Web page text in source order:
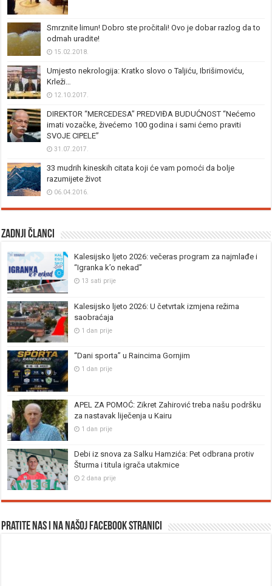
Smrznite limun! Dobro ste pročitali! Ovo je dobar razlog da to
odmah uradite!
15.02.2018.
Umjesto nekrologija: Kratko slovo o Taljiću, Ibrišimoviću,
Krleži…
12.10.2017.
DIREKTOR “MERCEDESA” PREDVIĐA BUDUĆNOST “Nećemo
imati vozačke, živećemo 100 godina i sami ćemo praviti
SVOJE CIPELE”
31.07.2017.
33 mudrih kineskih citata koji će vam pomoći da bolje
razumijete život
06.04.2016.
Zadnji članci
Kalesijsko ljeto 2026: večeras program za najmlađe i
“Igranka k’o nekad”
13 sati prije
Kalesijsko ljeto 2026: U četvrtak izmjena režima
saobraćaja
1 dan prije
“Dani sporta” u Raincima Gornjim
1 dan prije
APEL ZA POMOĆ: Zikret Zahirović treba našu podršku
za nastavak liječenja u Kairu
1 dan prije
Debi iz snova za Salku Hamzića: Pet odbrana protiv
Šturma i titula igrača utakmice
2 dana prije
Pratite nas i na našoj facebook stranici